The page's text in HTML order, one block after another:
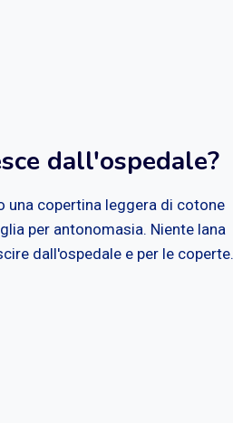
dall'ospedale?
una copertina leggera di cotone
per antonomasia. Niente lana
dall'ospedale e per le coperte.